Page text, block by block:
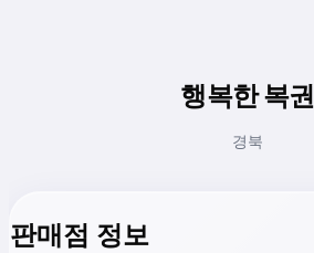
행복한 복권
경북
판매점 정보